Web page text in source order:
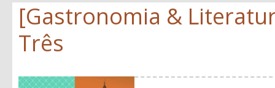
[Gastronomia &
Três